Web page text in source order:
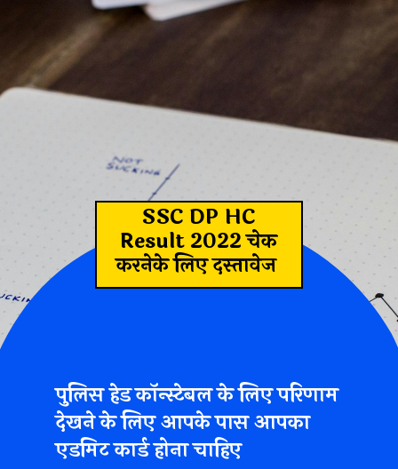
SSC DP HC
Result 2022 चेक
करनेके लिए दस्तावेज
पुलिस हेड कॉन्स्टेबल के लिए परिणाम
देखने के लिए आपके पास आपका
एडमिट कार्ड होना चाहिए